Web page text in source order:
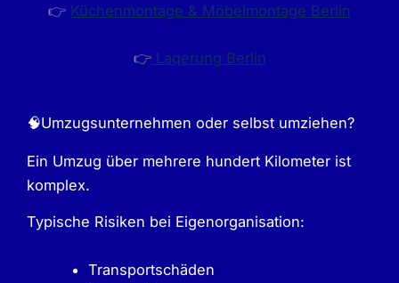
👉 Küchenmontage & Möbelmontage Berlin
👉Laqerung Berlin
🧠Umzugsunternehmen oder selbst umziehen?
Ein Umzug über mehrere hundert Kilometer ist
komplex.
Typische Risiken bei Eigenorganisation:
Transportschäden